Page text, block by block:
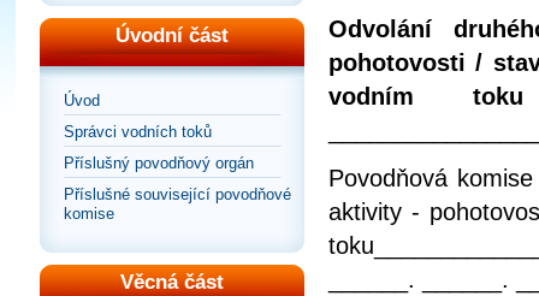
Úvodní část
Úvod
Správci vodních toků
Příslušný povodňový orgán
Příslušné související povodňové
komise
Věcná část
Odvolání
pohotovosti /
vodním toku
Povodňová
aktivity -
______. ______.